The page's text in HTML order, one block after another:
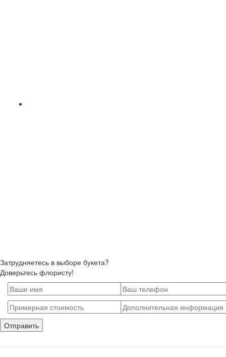
Затрудняетесь в выборе букета?
Доверьтесь флористу!